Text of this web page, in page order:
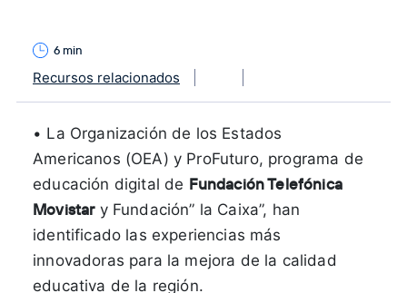
6 min
Recursos relacionados
• La Organización de los Estados
Americanos (OEA) y ProFuturo, programa de
educación digital de Fundación Telefónica
Movistary Fundación” la Caixa”, han
identificado las experiencias más
innovadoras para la mejora de la calidad
educativa de la región.